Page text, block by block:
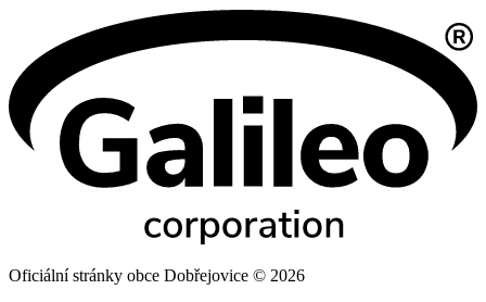
Oficiální stránky obce Dobřejovice © 2026